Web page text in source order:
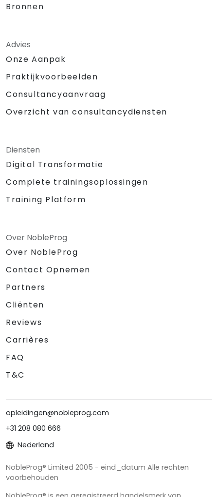
Bronnen
Advies
Onze Aanpak
Praktijkvoorbeelden
Consultancyaanvraag
Overzicht van consultancydiensten
Diensten
Digital Transformatie
Complete trainingsoplossingen
Training Platform
Over NobleProg
Over NobleProg
Contact Opnemen
Partners
Cliënten
Reviews
Carrières
FAQ
T&C
opleidingen@nobleprog.com
+31 208 080 666
Nederland
NobleProg® Limited 2005 - eind_datum Alle rechten
voorbehouden